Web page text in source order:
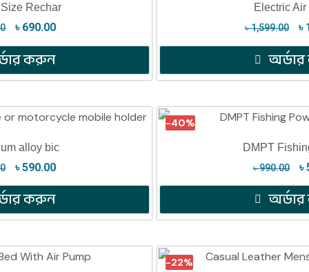
Rechar
৳ 690.00
করুন
Electric
৳1,599.00 ৳
alloy bic
৳590.00
করুন
-40%
DMPT
৳990.00 ৳
-22%